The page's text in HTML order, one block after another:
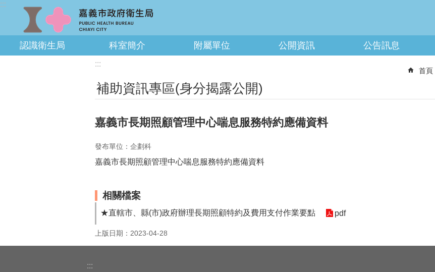
跳到主要內容區塊
:::
認識衛生局 科室簡介 附屬單位 公開資訊 公告訊息
:::
首頁
補助資訊專區(身分揭露公開)
嘉義市長期照顧管理中心喘息服務特約應備資料
發布單位：企劃科
嘉義市長期照顧管理中心喘息服務特約應備資料
相關檔案
★直轄市、縣(市)政府辦理長期照顧特約及費用支付作業要點 pdf
上版日期：2023-04-28
:::